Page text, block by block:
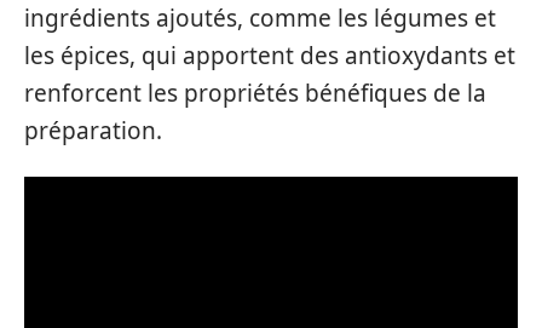
ingrédients ajoutés, comme les légumes et
les épices, qui apportent des antioxydants et
renforcent les propriétés bénéfiques de la
préparation.